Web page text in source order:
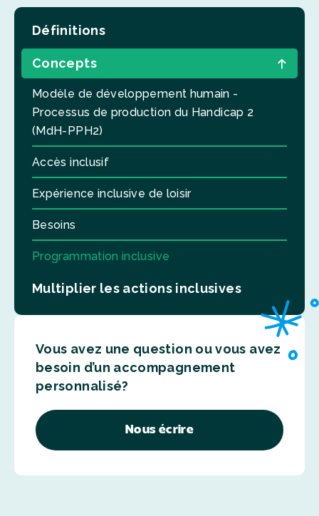
Définitions
Concepts
Modèle de développement humain -
Processus de production du Handicap 2
(MdH-PPH2)
Accès inclusif
Expérience inclusive de loisir
Besoins
Programmation inclusive
Multiplier les actions inclusives
Vous avez une question ou vous avez
besoin d’un accompagnement
personnalisé?
Nous écrire